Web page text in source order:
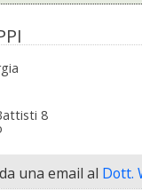
8
una email al Dott.